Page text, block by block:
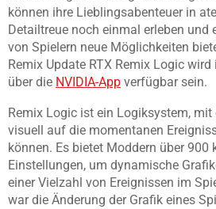
können ihre Lieblingsabenteuer in
Detailtreue noch einmal erleben und
von Spielern neue Möglichkeiten
Remix Update RTX Remix Logic
über die NVIDIA-App verfügbar sein.
Remix Logic ist ein Logiksystem, mit
visuell auf die momentanen
können. Es bietet Moddern über 900
Einstellungen, um dynamische
einer Vielzahl von Ereignissen im
war die Änderung der Grafik eines